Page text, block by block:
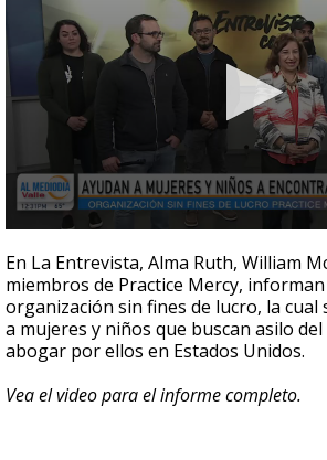
seconds
of
6
minutes,
49
seconds
En La Entrevista, Alma Ruth, William
miembros de Practice Mercy, informan
organización sin fines de lucro, la cual
a mujeres y niños que buscan asilo
abogar por ellos en Estados Unidos.
Vea el video para el informe completo.